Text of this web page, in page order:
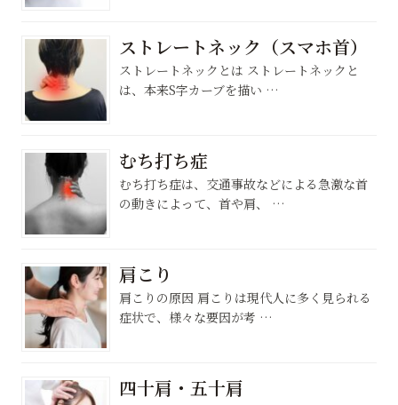
ストレートネック（スマホ首）
ストレートネックとは ストレートネックと
は、本来S字カーブを描い …
むち打ち症
むち打ち症は、交通事故などによる急激な首
の動きによって、首や肩、 …
肩こり
肩こりの原因 肩こりは現代人に多く見られる
症状で、様々な要因が考 …
四十肩・五十肩